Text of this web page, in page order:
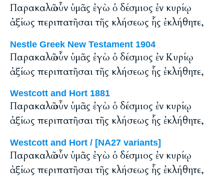
Παρακαλῶ οὖν ὑμᾶς ἐγὼ ὁ δέσμιος ἐν κυρίῳ
ἀξίως περιπατῆσαι τῆς κλήσεως ἧς ἐκλήθητε,
Nestle Greek New Testament 1904
Παρακαλῶ οὖν ὑμᾶς ἐγὼ ὁ δέσμιος ἐν Κυρίῳ
ἀξίως περιπατῆσαι τῆς κλήσεως ἧς ἐκλήθητε,
Westcott and Hort 1881
Παρακαλῶ οὖν ὑμᾶς ἐγὼ ὁ δέσμιος ἐν κυρίῳ
ἀξίως περιπατῆσαι τῆς κλήσεως ἧς ἐκλήθητε,
Westcott and Hort / [NA27 variants]
Παρακαλῶ οὖν ὑμᾶς ἐγὼ ὁ δέσμιος ἐν κυρίῳ
ἀξίως περιπατῆσαι τῆς κλήσεως ἧς ἐκλήθητε,